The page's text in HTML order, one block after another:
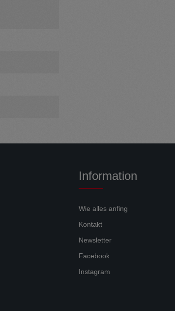
Information
Wie alles anfing
Kontakt
Newsletter
Facebook
Instagram